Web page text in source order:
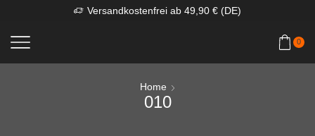
Versandkostenfrei ab 49,90 € (DE)
0
Home
010